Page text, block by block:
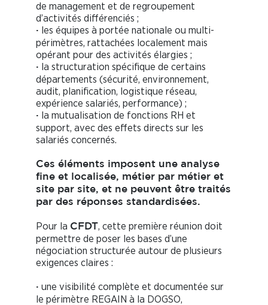
de management et de regroupement
d’activités différenciés ;
· les équipes à portée nationale ou multi-
périmètres, rattachées localement mais
opérant pour des activités élargies ;
· la structuration spécifique de certains
départements (sécurité, environnement,
audit, planification, logistique réseau,
expérience salariés, performance) ;
· la mutualisation de fonctions RH et
support, avec des effets directs sur les
salariés concernés.
Ces éléments imposent une analyse
fine et localisée, métier par métier et
site par site, et ne peuvent être traités
par des réponses standardisées.
Pour la CFDT, cette première réunion doit
permettre de poser les bases d’une
négociation structurée autour de plusieurs
exigences claires :
· une visibilité complète et documentée sur
le périmètre REGAIN à la DOGSO,